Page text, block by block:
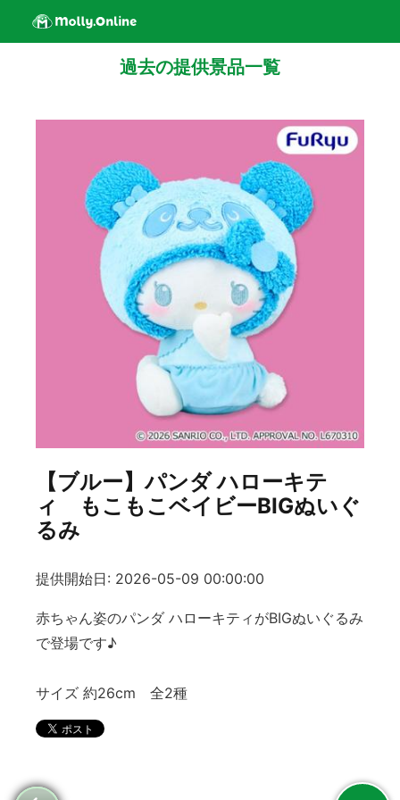
過去の提供景品一覧
【ブルー】パンダ ハローキテ
ィ もこもこベイビーBIGぬいぐ
るみ
提供開始日: 2026-05-09 00:00:00
赤ちゃん姿のパンダ ハローキティがBIGぬいぐるみ
で登場です♪
サイズ 約26cm 全2種